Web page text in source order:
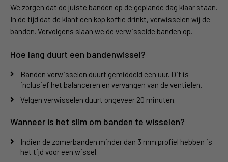
We zorgen dat de juiste banden op de geplande dag klaar staan.
In de tijd dat de klant een kop koffie drinkt, verwisselen wij de
banden. Vervolgens slaan we de verwisselde banden op.
Hoe lang duurt een bandenwissel?
Banden verwisselen duurt gemiddeld een uur. Dit is
inclusief het balanceren en vervangen van de ventielen.
Velgen verwisselen duurt ongeveer 20 minuten.
Wanneer is het slim om banden te wisselen?
Indien de zomerbanden minder dan 3 mm profiel hebben is
het tijd voor een wissel.